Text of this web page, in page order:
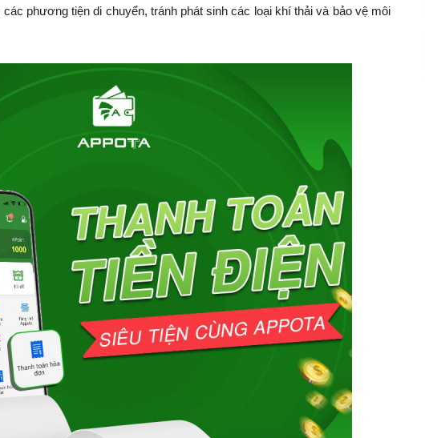
phương tiện di chuyển, tránh phát sinh các loại khí thải và bảo vệ môi